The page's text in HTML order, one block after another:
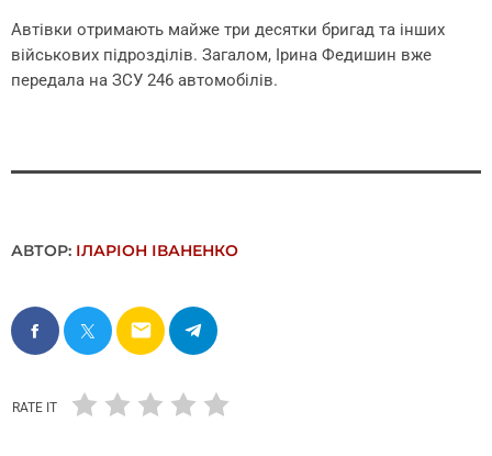
Автівки отримають майже три десятки бригад та інших
військових підрозділів. Загалом, Ірина Федишин вже
передала на ЗСУ 246 автомобілів.
АВТОР: ІЛАРІОН ІВАНЕНКО
email
RATE IT